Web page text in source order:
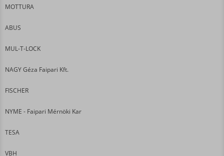
MOTTURA
ABUS
MUL-T-LOCK
NAGY Géza Faipari Kft.
FISCHER
NYME - Faipari Mérnöki Kar
TESA
VBH